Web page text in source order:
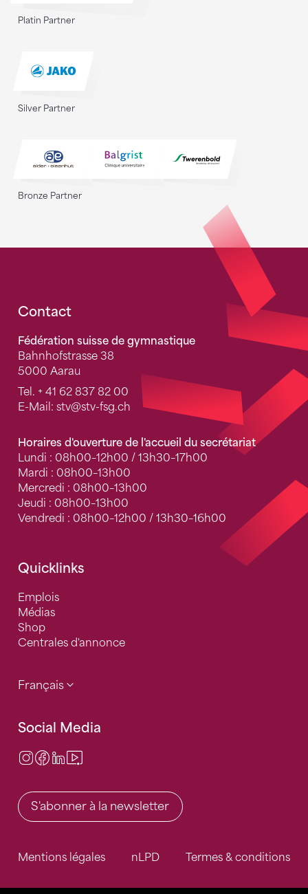
Platin Partner
Silver Partner
Bronze Partner
Fusszeile
Contact
Fédération suisse de gymnastique
Bahnhofstrasse 38
5000 Aarau
Tel. + 41 62 837 82 00
E-Mail: stv@stv-fsg.ch
Horaires d'ouverture de l'accueil du secrétariat
Lundi : 08h00–12h00 / 13h30–17h00
Mardi : 08h00–13h00
Mercredi : 08h00–13h00
Jeudi : 08h00–13h00
Vendredi : 08h00–12h00 / 13h30–16h00
Quicklinks
Emplois
Médias
Shop
Centrales d'annonce
Français
Social Media
Instagram
Facebook
LinkedIn
S'abonner à la newsletter
Mentions légales nLPD Termes & conditions